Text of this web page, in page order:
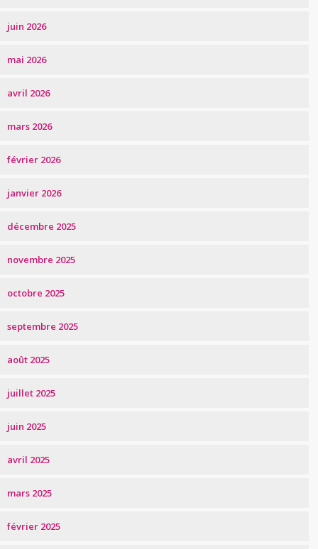
juin 2026
mai 2026
avril 2026
mars 2026
février 2026
janvier 2026
décembre 2025
novembre 2025
octobre 2025
septembre 2025
août 2025
juillet 2025
juin 2025
avril 2025
mars 2025
février 2025